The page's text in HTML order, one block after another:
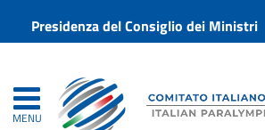
Presidenza del Consiglio dei Ministri
MENU